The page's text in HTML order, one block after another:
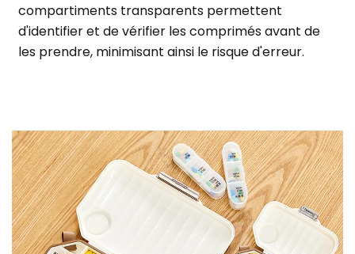
compartiments transparents permettent
d'identifier et de vérifier les comprimés avant de
les prendre, minimisant ainsi le risque d'erreur.